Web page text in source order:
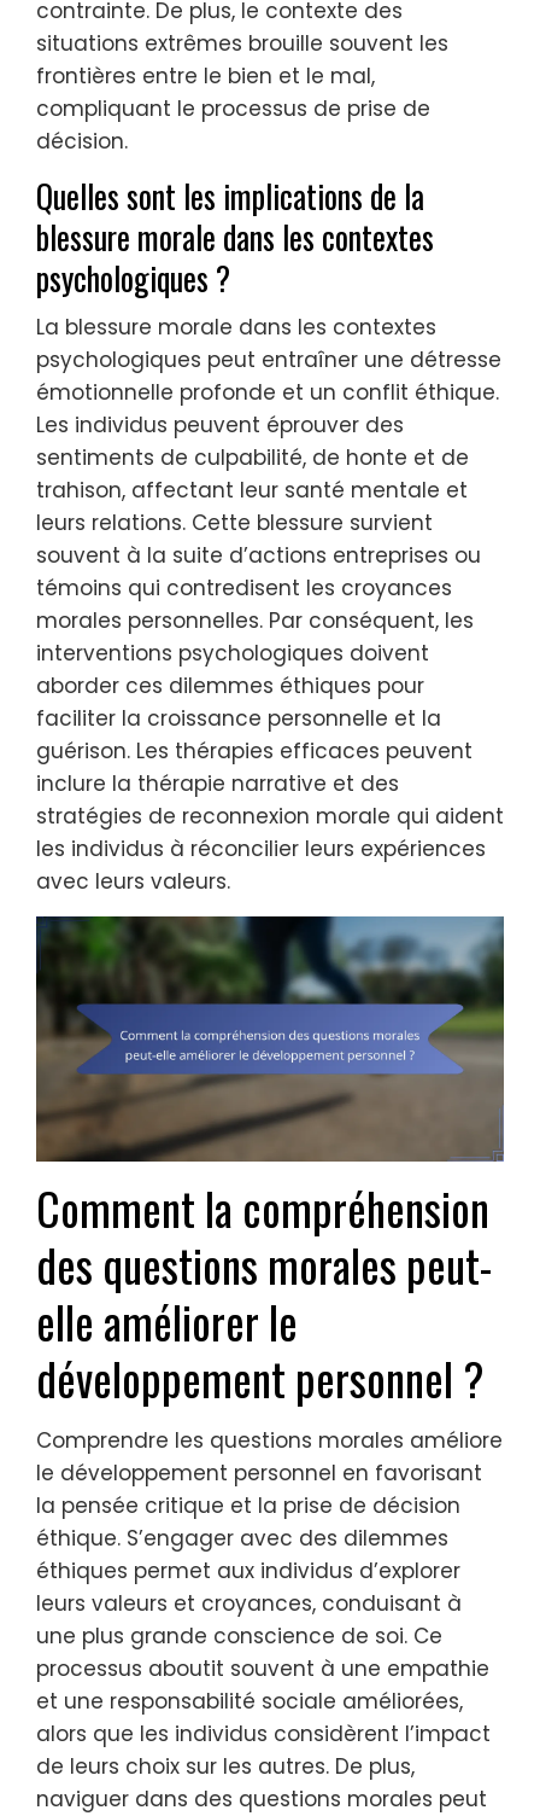
contrainte. De plus, le contexte des
situations extrêmes brouille souvent les
frontières entre le bien et le mal,
compliquant le processus de prise de
décision.
Quelles sont les implications de la
blessure morale dans les contextes
psychologiques ?
La blessure morale dans les contextes
psychologiques peut entraîner une détresse
émotionnelle profonde et un conflit éthique.
Les individus peuvent éprouver des
sentiments de culpabilité, de honte et de
trahison, affectant leur santé mentale et
leurs relations. Cette blessure survient
souvent à la suite d’actions entreprises ou
témoins qui contredisent les croyances
morales personnelles. Par conséquent, les
interventions psychologiques doivent
aborder ces dilemmes éthiques pour
faciliter la croissance personnelle et la
guérison. Les thérapies efficaces peuvent
inclure la thérapie narrative et des
stratégies de reconnexion morale qui aident
les individus à réconcilier leurs expériences
avec leurs valeurs.
Comment la compréhension
des questions morales peut-
elle améliorer le
développement personnel ?
Comprendre les questions morales améliore
le développement personnel en favorisant
la pensée critique et la prise de décision
éthique. S’engager avec des dilemmes
éthiques permet aux individus d’explorer
leurs valeurs et croyances, conduisant à
une plus grande conscience de soi. Ce
processus aboutit souvent à une empathie
et une responsabilité sociale améliorées,
alors que les individus considèrent l’impact
de leurs choix sur les autres. De plus,
naviguer dans des questions morales peut